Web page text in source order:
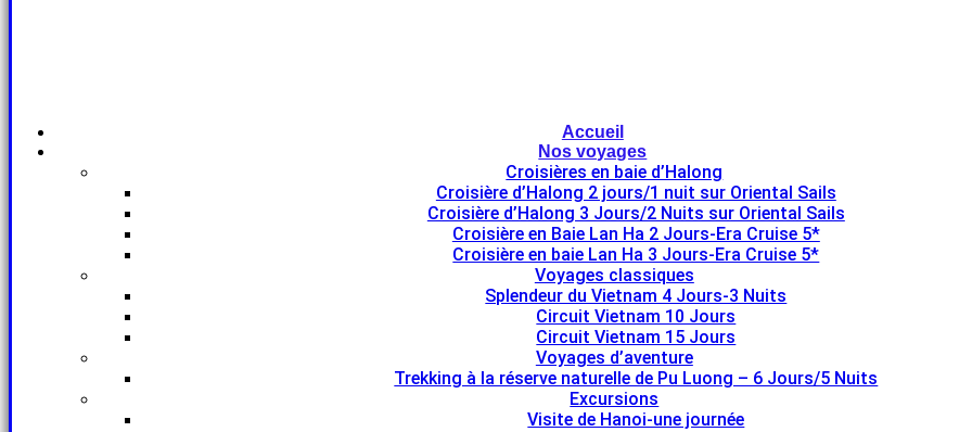
Accueil
Nos voyages
Croisières en baie d’Halong
Croisière d’Halong 2 jours/1 nuit sur Oriental Sails
Croisière d’Halong 3 Jours/2 Nuits sur Oriental Sails
Croisière en Baie Lan Ha 2 Jours-Era Cruise 5*
Croisière en baie Lan Ha 3 Jours-Era Cruise 5*
Voyages classiques
Splendeur du Vietnam 4 Jours-3 Nuits
Circuit Vietnam 10 Jours
Circuit Vietnam 15 Jours
Voyages d’aventure
Trekking à la réserve naturelle de Pu Luong – 6 Jours/5 Nuits
Excursions
Visite de Hanoi-une journée